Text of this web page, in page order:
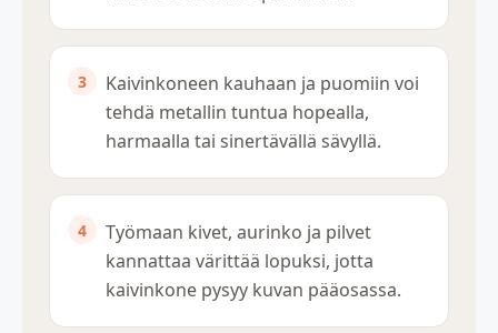
Kaivinkoneen kauhaan ja puomiin voi
tehdä metallin tuntua hopealla,
harmaalla tai sinertävällä sävyllä.
Työmaan kivet, aurinko ja pilvet
kannattaa värittää lopuksi, jotta
kaivinkone pysyy kuvan pääosassa.